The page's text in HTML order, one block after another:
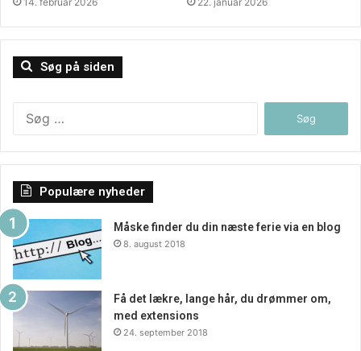
løsning på.
Søg på siden
Populære nyheder
Måske finder du din næste ferie via en blog
8. august 2018
Få det lækre, lange hår, du drømmer om,
med extensions
24. september 2018